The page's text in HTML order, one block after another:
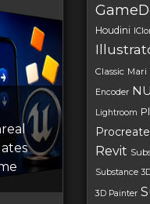
Houdini
Classic Mari
Encoder
Lightroom
Procreate
Revit
Substance
3D Painter